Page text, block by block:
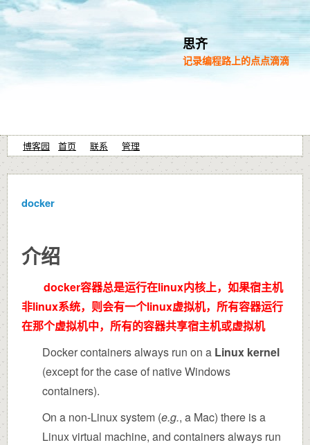
思齐
记录编程路上的点点滴滴
博客园 首页 联系 管理
docker
介绍
docker容器总是运行在linux内核上，如果宿主机
非linux系统，则会有一个linux虚拟机，所有容器运行
在那个虚拟机中，所有的容器共享宿主机或虚拟机
Docker containers always run on a Linux kernel
(except for the case of native Windows
containers).
On a non-Linux system (e.g., a Mac) there is a
Linux virtual machine, and containers always run